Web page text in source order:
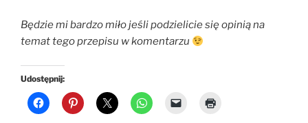
Będzie mi bardzo miło jeśli podzielicie się opinią na
temat tego przepisu w komentarzu
Udostępnij: